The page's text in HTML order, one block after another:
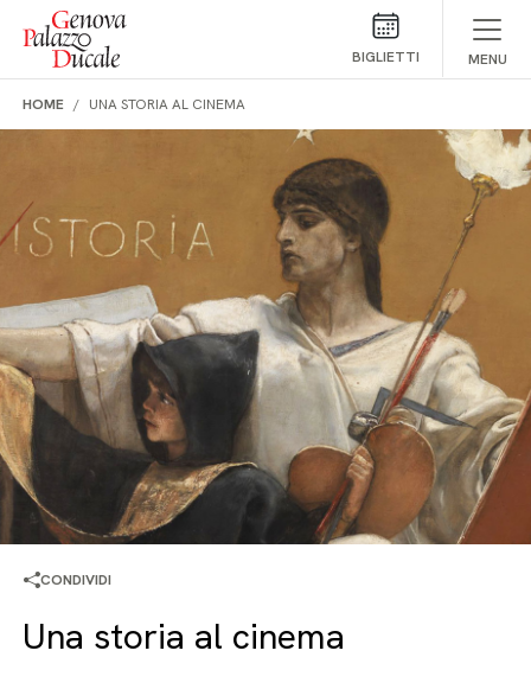
Salta al contenuto
BIGLIETTI MENU
HOME UNA STORIA AL CINEMA
CONDIVIDI
Una storia al cinema